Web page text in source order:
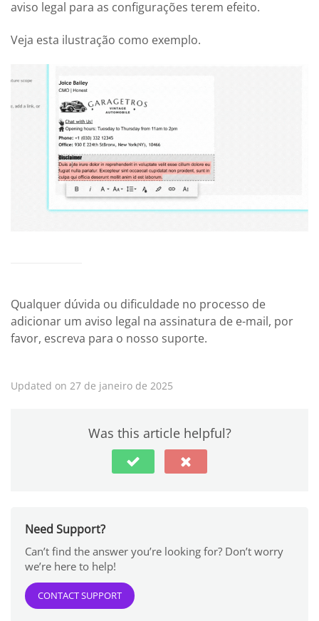
aviso legal para as configurações terem efeito.
Veja esta ilustração como exemplo.
Qualquer dúvida ou dificuldade no processo de
adicionar um aviso legal na assinatura de e-mail, por
favor, escreva para o nosso suporte.
Updated on 27 de janeiro de 2025
Was this article helpful?
Need Support?
Can’t find the answer you’re looking for? Don’t worry
we’re here to help!
CONTACT SUPPORT